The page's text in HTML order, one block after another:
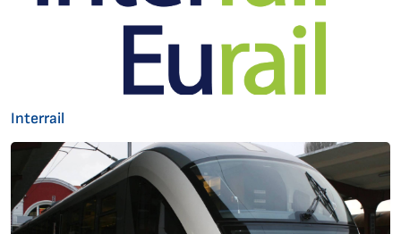
Interrail